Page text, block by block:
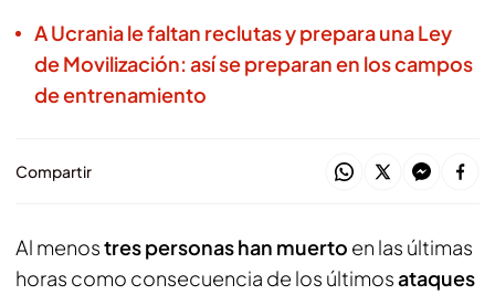
A Ucrania le faltan reclutas y prepara una Ley
de Movilización: así se preparan en los campos
de entrenamiento
Compartir
Al menostres personas han muerto en las últimas
horas como consecuencia de los últimosataques